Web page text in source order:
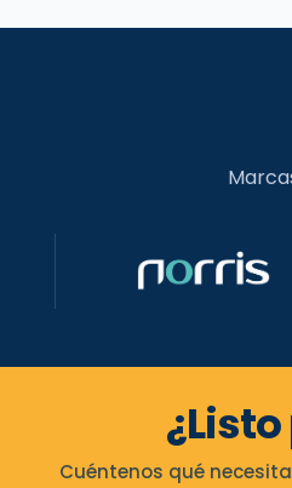
Cuéntenos qué